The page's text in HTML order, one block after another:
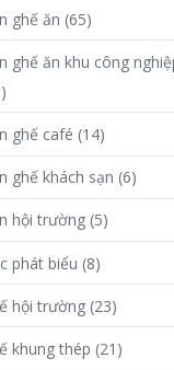
ghế ăn (65)
ghế ăn khu công
ghế café (14)
ghế khách sạn (6)
hội trường (5)
phát biểu (8)
hội trường (23)
khung thép (21)